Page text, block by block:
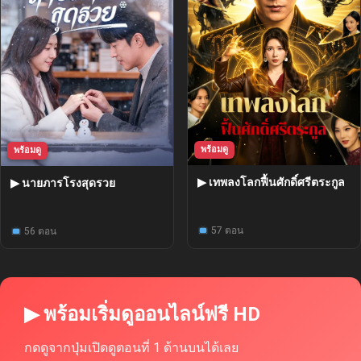
พร้อมดู
▶ นายภารโรงสุดรวย
56 ตอน
พร้อมดู
▶ เทพลงโลกฟื้นศักดิ์ศรีตระกูล
57 ตอน
▶ พร้อมเริ่มดูออนไลน์ฟรี HD
กดดูจากปุ่มเปิดดูตอนที่ 1 ด้านบนได้เลย